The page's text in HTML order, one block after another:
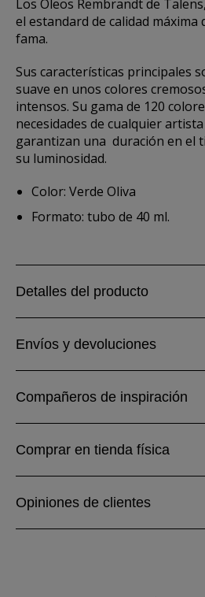
Los Óleos Rembrandt de
el estandard de calidad máxima
fama.
Sus características principales
suave en unos colores
intensos. Su gama de 120
necesidades de cualquier
garantizan una duración en el
su luminosidad.
Color: Verde Oliva
Formato: tubo de 40 ml.
Detalles del producto
Envíos y devoluciones
Compañeros de inspiración
Comprar en tienda física
Opiniones de clientes